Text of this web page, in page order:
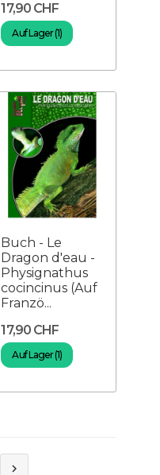
17,90 CHF
Auf Lager (1)
Buch - Le
Dragon d'eau -
Physignathus
cocincinus (Auf
Franzö...
17,90 CHF
Auf Lager (1)
